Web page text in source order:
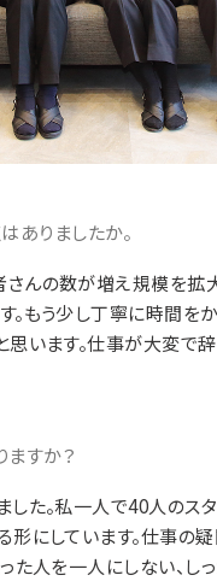
ありましたか。
んの数が増え規模を拡
。もう少し丁寧に時間
います。仕事が大変で
ますか？
た。私一人で40人のス
にしています。仕事の
た人を一人にしない、